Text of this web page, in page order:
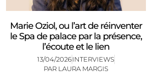
Marie Oziol, ou l’art de réinventer
le Spa de palace par la présence,
l’écoute et le lien
13/04/2026INTERVIEWS
PAR LAURA MARGIS